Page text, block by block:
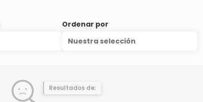
Ordenar por
Nuestra selección
Resultados de: